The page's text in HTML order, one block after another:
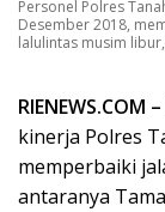
Personel Polres
Desember 2018,
lalulintas musim
RIENEWS.COM –
kinerja Polres
memperbaiki
antaranya